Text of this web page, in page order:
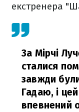
екстренера
За Мірчі
сталися
завжди
Гадаю, і
впевнений